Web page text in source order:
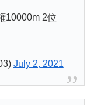
10000m 2位
July 2, 2021